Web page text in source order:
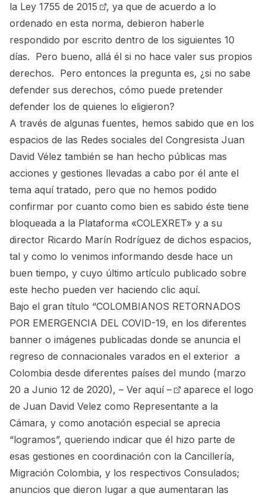
la Ley 1755 de 2015
, ya que de acuerdo a lo
ordenado en esta norma, debieron haberle
respondido por escrito dentro de los siguientes 10
días. Pero bueno, allá él si no hace valer sus propios
derechos. Pero entonces la pregunta es, ¿si no sabe
defender sus derechos, cómo puede pretender
defender los de quienes lo eligieron?
A través de algunas fuentes, hemos sabido que en los
espacios de las Redes sociales del Congresista Juan
David Vélez también se han hecho públicas mas
acciones y gestiones llevadas a cabo por él ante el
tema aquí tratado, pero que no hemos podido
confirmar por cuanto como bien es sabido éste tiene
bloqueada a la Plataforma «COLEXRET» y a su
director Ricardo Marín Rodríguez de dichos espacios,
tal y como lo venimos informando desde hace un
buen tiempo, y cuyo último artículo publicado sobre
este hecho pueden ver haciendo clic aquí.
Bajo el gran título “COLOMBIANOS RETORNADOS
POR EMERGENCIA DEL COVID-19, en los diferentes
banner o imágenes publicadas donde se anuncia el
regreso de connacionales varados en el exterior a
Colombia desde diferentes países del mundo (marzo
20 a Junio 12 de 2020), – Ver aquí –
aparece el logo
de Juan David Velez como Representante a la
Cámara, y como anotación especial se aprecia
“logramos”, queriendo indicar que él hizo parte de
esas gestiones en coordinación con la Cancillería,
Migración Colombia, y los respectivos Consulados;
anuncios que dieron lugar a que aumentaran las